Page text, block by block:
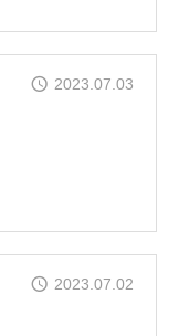
2023.07.03
2023.07.02